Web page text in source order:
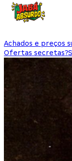
Achados e preços
Ofertas secretas?